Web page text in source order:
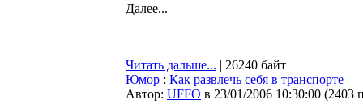
Далее...
Читать дальше... | 26240 байт
Юмор : Как развлечь себя в транспорте
Автор: UFFO в 23/01/2006 10:30:00 (2403